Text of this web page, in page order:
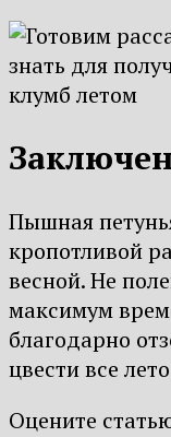
Пышная
кропотливой
весной. Не
максимум
благодарно
цвести все
Оцените